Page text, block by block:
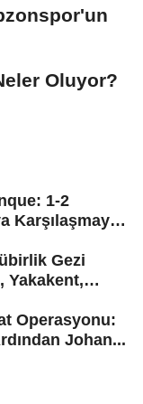
Oluyor?
1-2
Karşılaşmayı
Gezi
Operasyonu:
Johan...